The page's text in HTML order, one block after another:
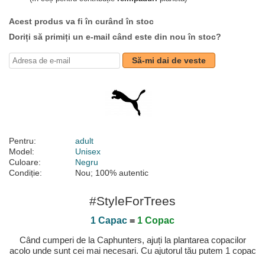
Acest produs va fi în curând în stoc
Doriți să primiți un e-mail când este din nou în stoc?
Să-mi dai de veste
Pentru:
adult
Model:
Unisex
Culoare:
Negru
Condiție:
Nou; 100% autentic
#StyleForTrees
1 Capac = 1 Copac
Când cumperi de la Caphunters, ajuți la plantarea copacilor
acolo unde sunt cei mai necesari. Cu ajutorul tău putem 1 copac